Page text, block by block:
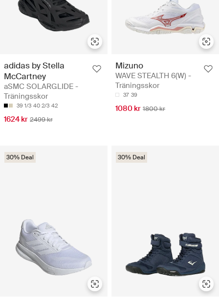
adidas by Stella
McCartney
aSMC SOLARGLIDE -
Träningsskor
39 1/3 40 2/3 42
1624 kr 2499 kr
Mizuno
WAVE STEALTH 6(W) -
Träningsskor
37 39
1080 kr 1800 kr
30% Deal 30% Deal